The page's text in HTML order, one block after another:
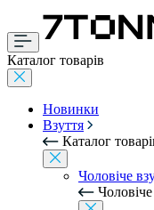
Каталог товарів
Новинки
Взуття
Каталог
Чоловіче